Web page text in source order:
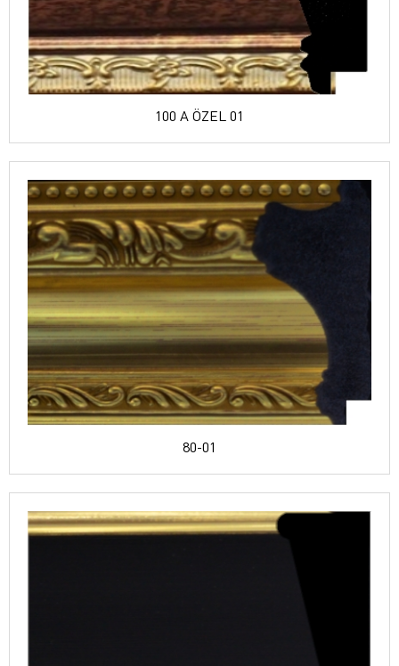
100 A ÖZEL 01
80-01